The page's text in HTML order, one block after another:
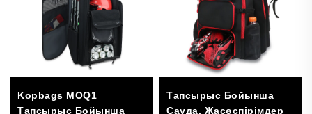
Kopbags MOQ1
Тапсырыс Бойынша
Тапсырыс Бойынша
Сауда, Жасөспірімдер